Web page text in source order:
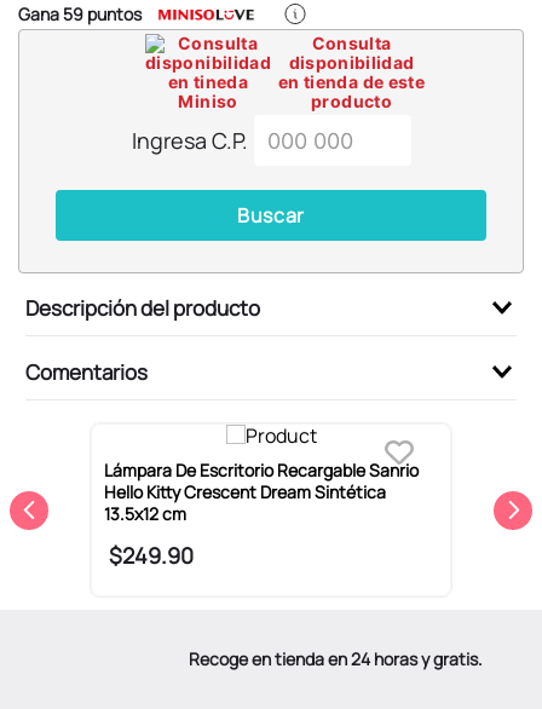
Gana59 puntos
Consulta
disponibilidad
en tienda de este
producto
Ingresa C.P.
Buscar
Descripción del producto
Comentarios
Lámpara De Escritorio Recargable Sanrio
Hello Kitty Crescent Dream Sintética
13.5x12 cm
$249.90
Recoge en tienda en 24 horas y gratis.
9.
chiikawas
cosmetiquera